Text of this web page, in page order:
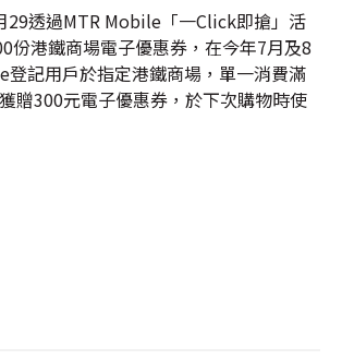
29透過MTR Mobile「一Click即搶」活
份港鐵商場電子優惠券，在今年7月及8
登記用戶於指定港鐵商場，單一消費滿
贈300元電子優惠券，於下次購物時使